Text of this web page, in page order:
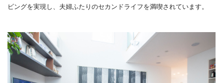
ビングを実現し、夫婦ふたりのセカンドライフを満喫されています。